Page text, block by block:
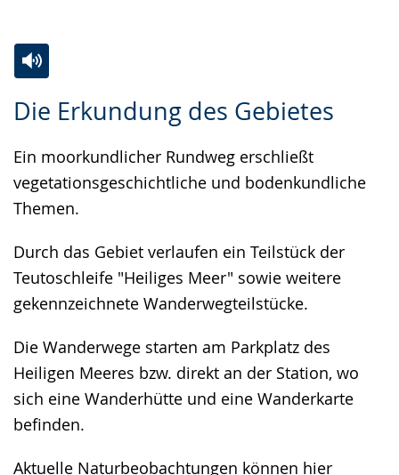
Die Erkundung des Gebietes
Ein moorkundlicher Rundweg erschließt
vegetationsgeschichtliche und bodenkundliche
Themen.
Durch das Gebiet verlaufen ein Teilstück der
Teutoschleife "Heiliges Meer" sowie weitere
gekennzeichnete Wanderwegteilstücke.
Die Wanderwege starten am Parkplatz des
Heiligen Meeres bzw. direkt an der Station, wo
sich eine Wanderhütte und eine Wanderkarte
befinden.
Aktuelle Naturbeobachtungen können hier
Leichten
wechseln.
Audio-
Video
Deutscher
Gebärdensprache
wird
angezeigt.